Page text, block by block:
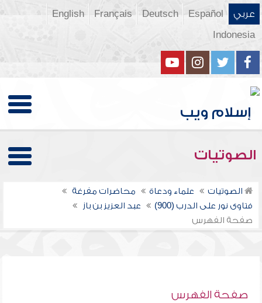
عربي Español
Deutsch
Français
English
Indonesia
الصوتيات
الصوتيات علماء ودعاة
محاضرات مفرغة
فتاوى نور على الدرب (900)
عبد العزيز بن باز
صفحة الفهرس
صفحة الفهرس